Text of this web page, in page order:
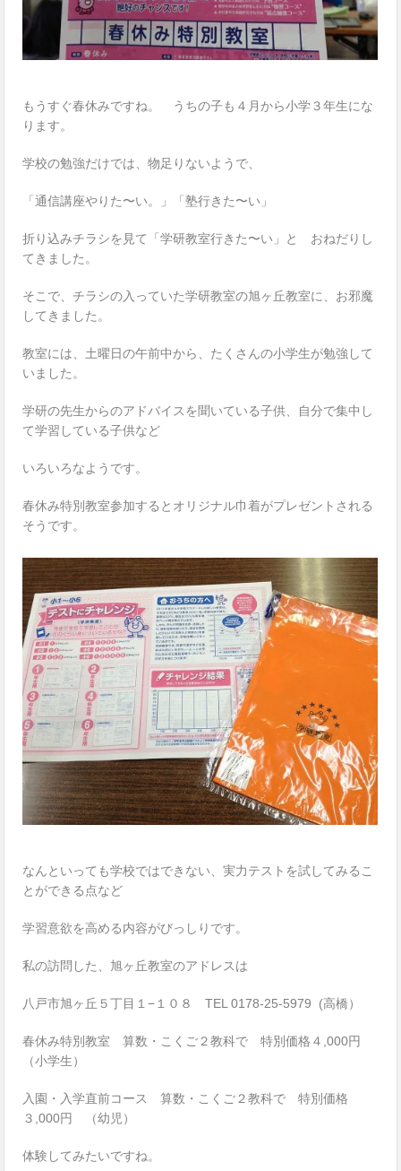
もうすぐ春休みですね。 うちの子も４月から小学３年生にな
ります。
学校の勉強だけでは、物足りないようで、
「通信講座やりた〜い。」「塾行きた〜い」
折り込みチラシを見て「学研教室行きた〜い」と おねだりし
てきました。
そこで、チラシの入っていた学研教室の旭ヶ丘教室に、お邪魔
してきました。
教室には、土曜日の午前中から、たくさんの小学生が勉強して
いました。
学研の先生からのアドバイスを聞いている子供、自分で集中し
て学習している子供など
いろいろなようです。
春休み特別教室参加するとオリジナル巾着がプレゼントされる
そうです。
なんといっても学校ではできない、実力テストを試してみるこ
とができる点など
学習意欲を高める内容がびっしりです。
私の訪問した、旭ヶ丘教室のアドレスは
八戸市旭ヶ丘５丁目１−１０８ TEL 0178-25-5979 (高橋）
春休み特別教室 算数・こくご２教科で 特別価格４,000円
（小学生）
入園・入学直前コース 算数・こくご２教科で 特別価格
３,000円 （幼児）
体験してみたいですね。